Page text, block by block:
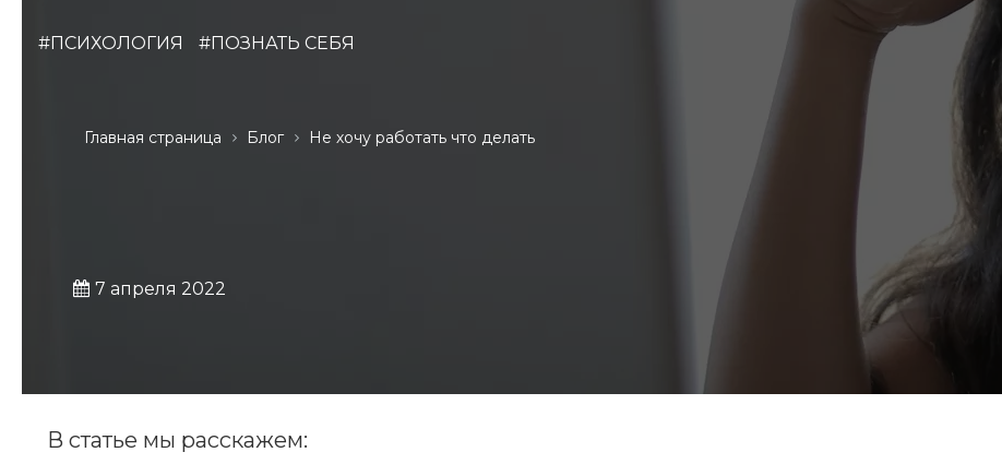
Главная страница Блог Не хочу работать что делать
#ПСИХОЛОГИЯ #ПОЗНАТЬ СЕБЯ
7 апреля 2022
В статье мы расскажем: